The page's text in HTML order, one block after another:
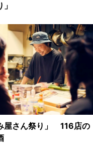
屋さん祭り」 116店の